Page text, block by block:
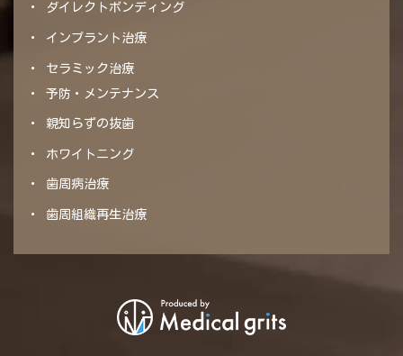
ダイレクトボンディング
インプラント治療
セラミック治療
予防・メンテナンス
親知らずの抜歯
ホワイトニング
歯周病治療
歯周組織再生治療